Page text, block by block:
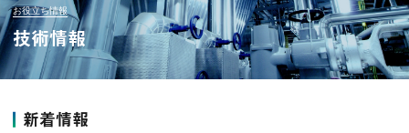
お役立ち情報
技術情報
新着情報